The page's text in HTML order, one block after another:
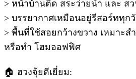
> หน้าบ้านติด สระว่ายน้ำ และ สว
> บรรยากาศเหมือนอยู่รีสอร์ททุก
> พื้นที่ใช้สอยกว้างขวาง เหมาะ
หรือทำ โฮมออฟฟิศ
🏠 ฮวงจุ้ยดีเยี่ยม: